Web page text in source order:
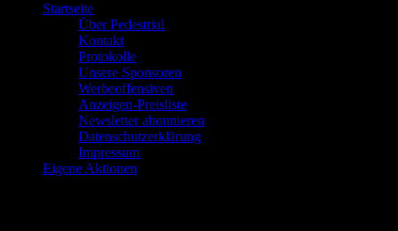
Startseite
Über Pedestrial
Kontakt
Protokolle
Unsere Sponsoren
Werbeoffensiven
Anzeigen-Preisliste
Newsletter abonnieren
Datenschutzerklärung
Impressum
Eigene Aktionen